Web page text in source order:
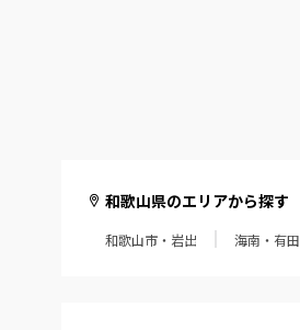
和歌山県のエリアから探す
和歌山市・岩出 海南・有田